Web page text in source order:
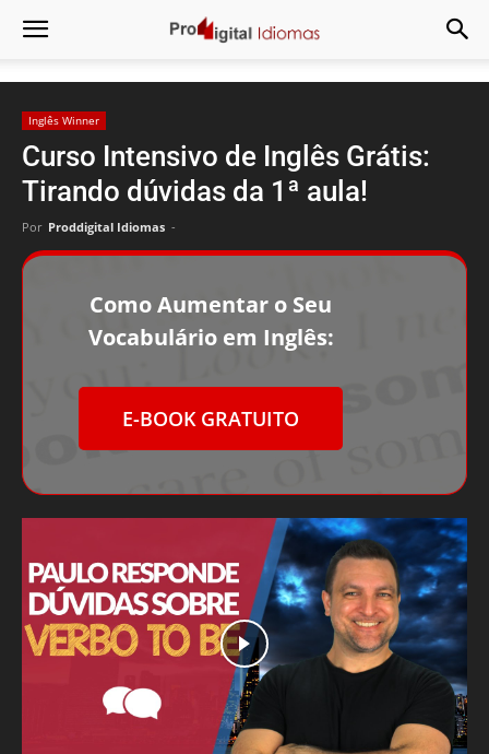
Inglês Winner
Curso Intensivo de Inglês Grátis:
Tirando dúvidas da 1ª aula!
Por Proddigital Idiomas -
Como Aumentar o Seu
Vocabulário em Inglês:
E-BOOK GRATUITO